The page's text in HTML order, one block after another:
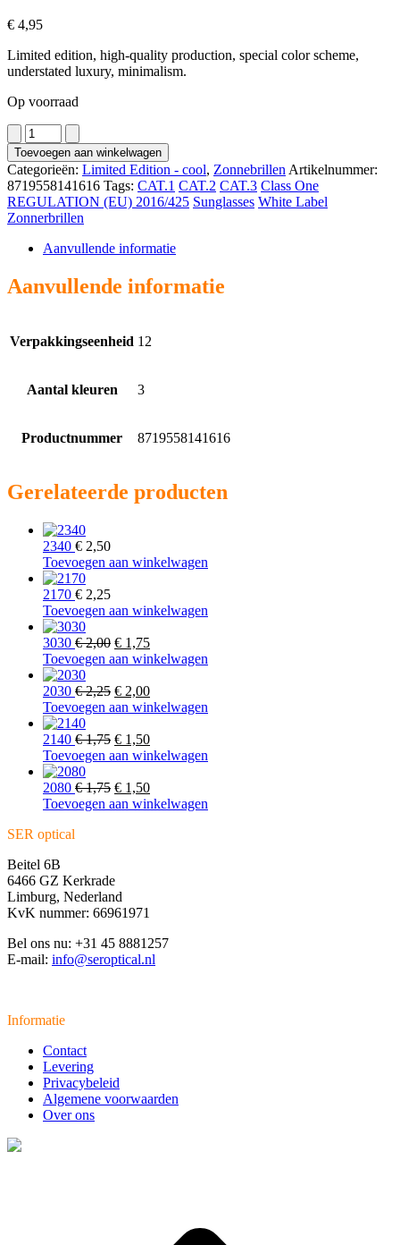
€ 4,95
Limited edition, high-quality production, special color scheme,
understated luxury, minimalism.
Op voorraad
7603
aantal
Toevoegen aan winkelwagen
Categorieën: Limited Edition - cool, Zonnebrillen Artikelnummer:
8719558141616 Tags: CAT.1 CAT.2 CAT.3 Class One
REGULATION (EU) 2016/425 Sunglasses White Label
Zonnerbrillen
Aanvullende informatie
Aanvullende informatie
Verpakkingseenheid 12
Aantal kleuren 3
Productnummer 8719558141616
Gerelateerde producten
2340 € 2,50
Toevoegen aan winkelwagen
2170 € 2,25
Toevoegen aan winkelwagen
3030 €2,00 Oorspronkelijke
prijs
€ 2,00.
€ 1,75Huidige
prijs
€ 1,75.
Toevoegen aan winkelwagen
2030 €2,25 Oorspronkelijke
prijs
€ 2,25.
€ 2,00Huidige
prijs
€ 2,00.
Toevoegen aan winkelwagen
2140 €1,75 Oorspronkelijke
prijs
€ 1,75.
€ 1,50Huidige
prijs
€ 1,50.
Toevoegen aan winkelwagen
2080 €1,75 Oorspronkelijke
prijs
€ 1,50Huidige
prijs
Toevoegen aan winkelwagen
SER optical
Beitel 6B
6466 GZ Kerkrade
Limburg, Nederland
KvK nummer: 66961971
Bel ons nu: +31 45 8881257
E-mail: info@seroptical.nl
Informatie
Contact
Levering
Privacybeleid
Algemene voorwaarden
Over ons